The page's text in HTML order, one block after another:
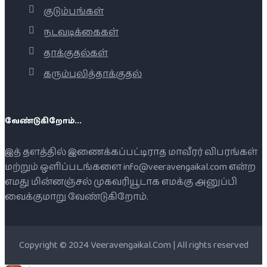
குடும்பங்கள்
நடவடிக்கைகள்
தாக்குதல்கள்
கரும்புலித்தாக்குதல்
வேண்டுகிறோம்...
இத் தளத்தில் இணைக்கப்பட்டிராத மாவீரர் விபரங்கள்
மற்றும் ஒளிப்படங்களை info@veeravengaikal.com என்ற
எமது மின்னஞ்சல் முகவரியூடாக எமக்கு அனுப்பி
வைக்குமாறு வேண்டுகிறோம்.
Copyright © 2024 Veeravengaikal.Com | All rights reserved